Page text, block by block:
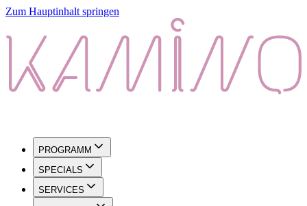
Zum Hauptinhalt springen
PROGRAMM
SPECIALS
SERVICES